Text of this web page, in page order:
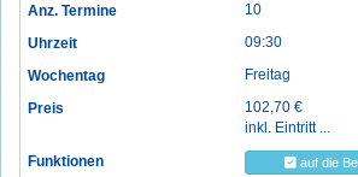
10
09:30
Freitag
102,70 €
inkl. Eintritt ...
auf die